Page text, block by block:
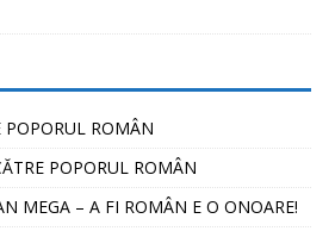
POPORUL ROMÂN
POPORUL ROMÂN
MEGA – A FI ROMÂN E O ONOARE!